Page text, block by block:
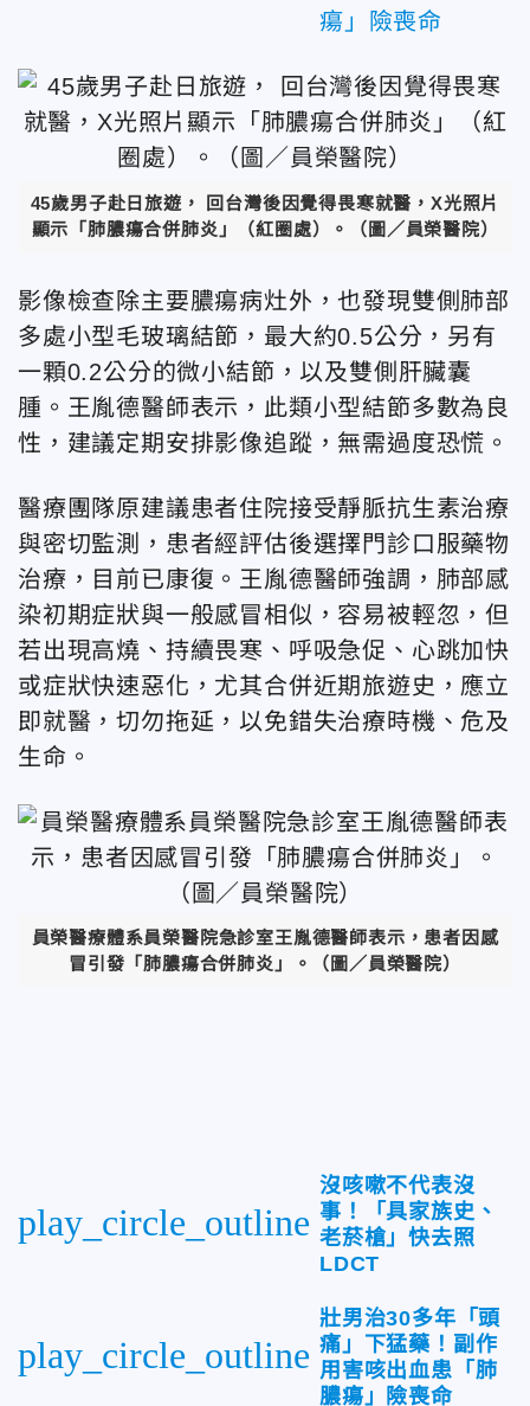
瘍」險喪命
45歲男子赴日旅遊， 回台灣後因覺得畏寒就醫，X光照片
顯示「肺膿瘍合併肺炎」（紅圈處）。（圖／員榮醫院）
影像檢查除主要膿瘍病灶外，也發現雙側肺部
多處小型毛玻璃結節，最大約0.5公分，另有
一顆0.2公分的微小結節，以及雙側肝臟囊
腫。王胤德醫師表示，此類小型結節多數為良
性，建議定期安排影像追蹤，無需過度恐慌。
醫療團隊原建議患者住院接受靜脈抗生素治療
與密切監測，患者經評估後選擇門診口服藥物
治療，目前已康復。王胤德醫師強調，肺部感
染初期症狀與一般感冒相似，容易被輕忽，但
若出現高燒、持續畏寒、呼吸急促、心跳加快
或症狀快速惡化，尤其合併近期旅遊史，應立
即就醫，切勿拖延，以免錯失治療時機、危及
生命。
員榮醫療體系員榮醫院急診室王胤德醫師表示，患者因感
冒引發「肺膿瘍合併肺炎」。（圖／員榮醫院）
play_circle_outline
沒咳嗽不代表沒
事！「具家族史、
老菸槍」快去照
LDCT
play_circle_outline
壯男治30多年「頭
痛」下猛藥！副作
用害咳出血患「肺
膿瘍」險喪命